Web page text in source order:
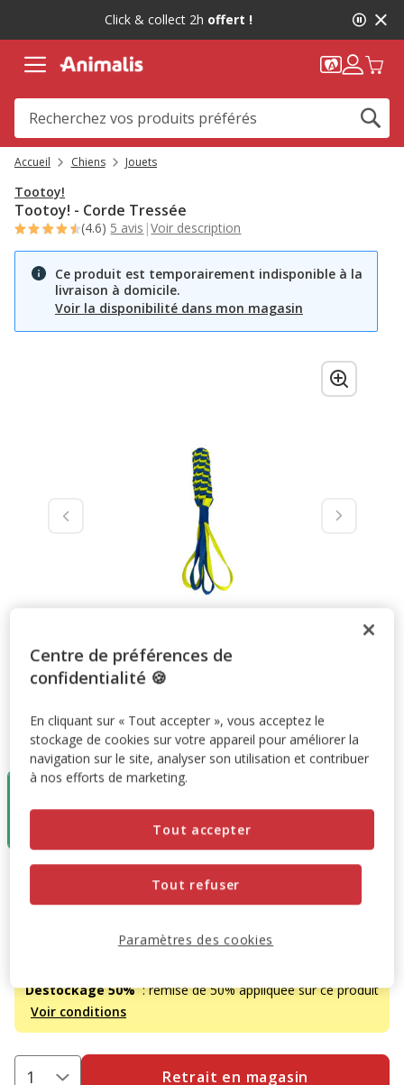
message,
Click & collect 2h offert !
Accueil Chiens Jouets
Tootoy!
Tootoy! - Corde Tressée
(4.6) 5 avis |Voir description
Ce produit est temporairement indisponible à la
livraison à domicile.
Voir la disponibilité dans mon magasin
Taille:S
Destockage
50%
Destockage
40%
4.79€
Promotion disponible
Destockage 50% : remise de 50% appliquée sur ce produit
Voir conditions
Prix antérieur 6.99€, Vous économisez 50%, Prix final
3.49€
Retrait en magasin
Centre de préférences de
confidentialité 🍪
En cliquant sur « Tout accepter », vous acceptez le
stockage de cookies sur votre appareil pour améliorer la
navigation sur le site, analyser son utilisation et contribuer
à nos efforts de marketing.
Tout refuser
Tout accepter
Paramètres des cookies